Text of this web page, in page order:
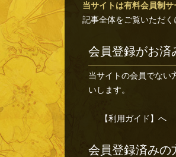
当サイトは有料会員制サ
記事全体をご覧いただく
会員登録がお済
当サイトの会員でない
いします。
【利用ガイド】へ
会員登録済みの